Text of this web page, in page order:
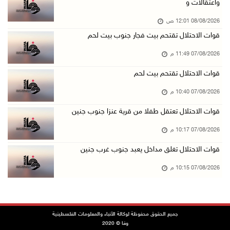
الرئاسة ترحب بإطلاق السعودية التحالف البحري ا ...
07/آب/2026 06:17 م
(محدث) نابلس: إصابة مواطن واعتقاله إثر هجوم ل ...
07/آب/2026 06:04 م
الرئاسة ترحب باتفاقية مكة للدفاع المشترك بين ...
بيروت: اللجنة الفنية للمجلس الوطني تناقش التر ...
07/آب/2026 03:31 م
واعتقالات و
08/08/2026 12:01 ص
قوات الاحتلال تقتحم بيت فجار جنوب بيت لحم
07/08/2026 11:49 م
قوات الاحتلال تقتحم بيت لحم
07/08/2026 10:40 م
قوات الاحتلال تعتقل طفلا من قرية عنزا جنوب جنين
07/08/2026 10:17 م
قوات الاحتلال تغلق مداخل يعبد جنوب غرب جنين
07/08/2026 10:15 م
جميع الحقوق محفوظة لوكالة الأنباء والمعلومات الفلسطينية
وفا © 2020